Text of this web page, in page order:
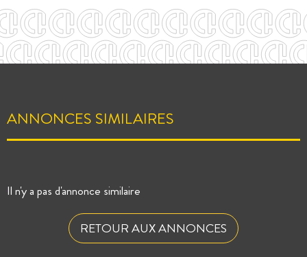
ANNONCES SIMILAIRES
Il n'y a pas d'annonce similaire
RETOUR AUX ANNONCES